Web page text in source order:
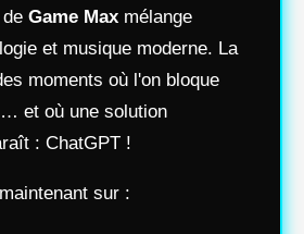
Game Max mélange
et musique moderne. La
moments où l'on bloque
et où une solution
: ChatGPT !
sur :